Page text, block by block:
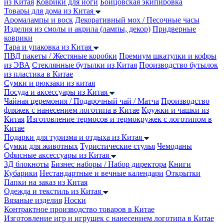
из Китая Коврики для йоги Бойцовская экипировка
Товары для дома из Китая
Аромалампы и воск Декоративный мох / Песочные часы
Изделия из смолы и акрила (лампы, декор) Придверные
коврики
Тара и упаковка из Китая
ПВД пакеты / Жестяные коробки Премиум шкатулки и кофры
из ЭВА Стеклянные бутылки из Китая Производство бутылок
из пластика в Китае
Сумки и рюкзаки из китая
Посуда и аксессуары из Китая
Чайная церемония / Подарочный чай / Матча Производство
фляжек с нанесением логотипа в Китае Кружки и чашки из
Китая Изготовление термосов и термокружек с логотипом в
Китае
Подарки для туризма и отдыха из Китая
Сумки для животных Туристические стулья Чемоданы
Офисные аксессуары из Китая
3Д блокноты Бизнес наборы / Набор директора Книги
Кубарики Нестандартные и вечные календари Открытки
Папки на заказ из Китая
Одежда и текстиль из Китая
Вязаные изделия Носки
Контрактное производство товаров в Китае
Изготовление игр и игрушек с нанесением логотипа в Китае